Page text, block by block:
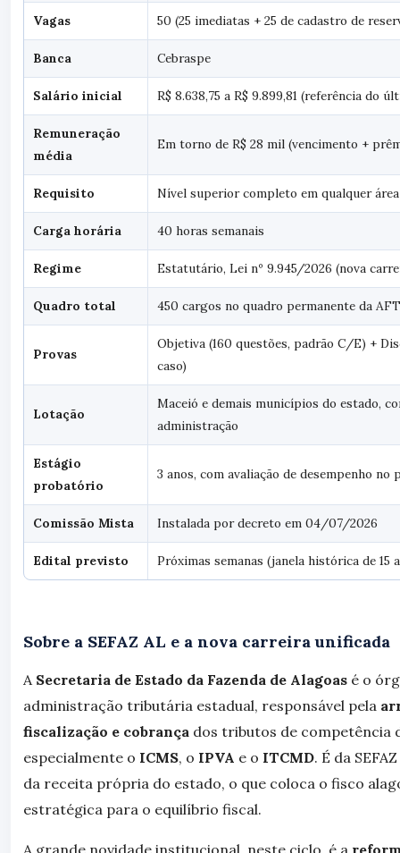
Vagas 50 (25 imediatas + 25 de cadastro de
Banca Cebraspe
Salário inicial R$ 8.638,75 a R$ 9.899,81 (referência do
Remuneração
média
Em torno de R$ 28 mil (vencimento +
Requisito Nível superior completo em qualquer área
Carga horária 40 horas semanais
Regime Estatutário, Lei nº 9.945/2026 (nova
Quadro total 450 cargos no quadro permanente da
Provas
Objetiva (160 questões, padrão C/E) +
caso)
Lotação
Maceió e demais municípios do estado,
administração
Estágio
probatório
3 anos, com avaliação de desempenho no
Comissão Mista Instalada por decreto em 04/07/2026
Edital previsto Próximas semanas (janela histórica de 15
Sobre a SEFAZ AL e a nova carreira unificada
A Secretaria de Estado da Fazenda de Alagoas é o
administração tributária estadual, responsável pela
fiscalização e cobrança dos tributos de competência
especialmente o ICMS, o IPVA e o ITCMD. É da
da receita própria do estado, o que coloca o fisco
estratégica para o equilíbrio fiscal.
A grande novidade institucional, neste ciclo, é a